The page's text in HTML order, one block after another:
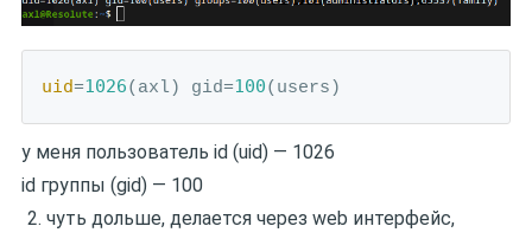
uid=1026(axl) gid=100(users)
у меня пользователь id (uid) — 1026
id группы (gid) — 100
чуть дольше, делается через web интерфейс,